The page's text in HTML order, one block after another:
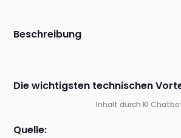
Beschreibung
Die wichtigsten technischen
Inhalt durch KI
Quelle: